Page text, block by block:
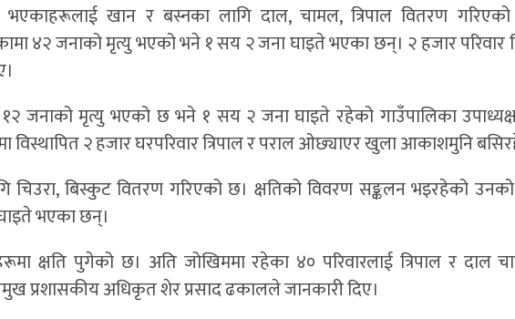
भएकाहरूलाई खान र बस्नका लागि दाल, चामल, त्रिपाल वितरण
४२ जनाको मृत्यु भएको भने १ सय २ जना घाइते भएका छन्। २ हजार परिवार
१२ जनाको मृत्यु भएको छ भने १ सय २ जना घाइते रहेको गाउँपालिका
विस्थापित २ हजार घरपरिवार त्रिपाल र पराल ओछ्याएर खुला आकाशमुनि
चिउरा, बिस्कुट वितरण गरिएको छ। क्षतिको विवरण सङ्कलन भइरहेको
भएका छन्।
क्षति पुगेको छ। अति जोखिममा रहेका ४० परिवारलाई त्रिपाल र दाल
प्रशासकीय अधिकृत शेर प्रसाद ढकालले जानकारी दिए।